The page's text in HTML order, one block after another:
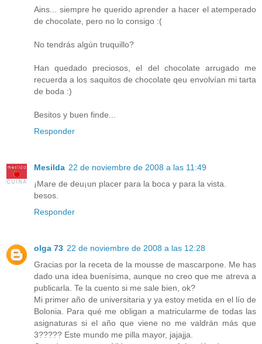
Ains... siempre he querido aprender a hacer el atemperado
de chocolate, pero no lo consigo :(
No tendrás algún truquillo?
Han quedado preciosos, el del chocolate arrugado me
recuerda a los saquitos de chocolate qeu envolvían mi tarta
de boda :)
Besitos y buen finde...
Responder
Mesilda 22 de noviembre de 2008 a las 11:49
¡Mare de deu¡un placer para la boca y para la vista.
besos.
Responder
olga 73 22 de noviembre de 2008 a las 12:28
Gracias por la receta de la mousse de mascarpone. Me has
dado una idea buenísima, aunque no creo que me atreva a
publicarla. Te la cuento si me sale bien, ok?
Mi primer año de universitaria y ya estoy metida en el lío de
Bolonia. Para qué me obligan a matricularme de todas las
asignaturas si el año que viene no me valdrán más que
3????? Este mundo me pilla mayor, jajajja.